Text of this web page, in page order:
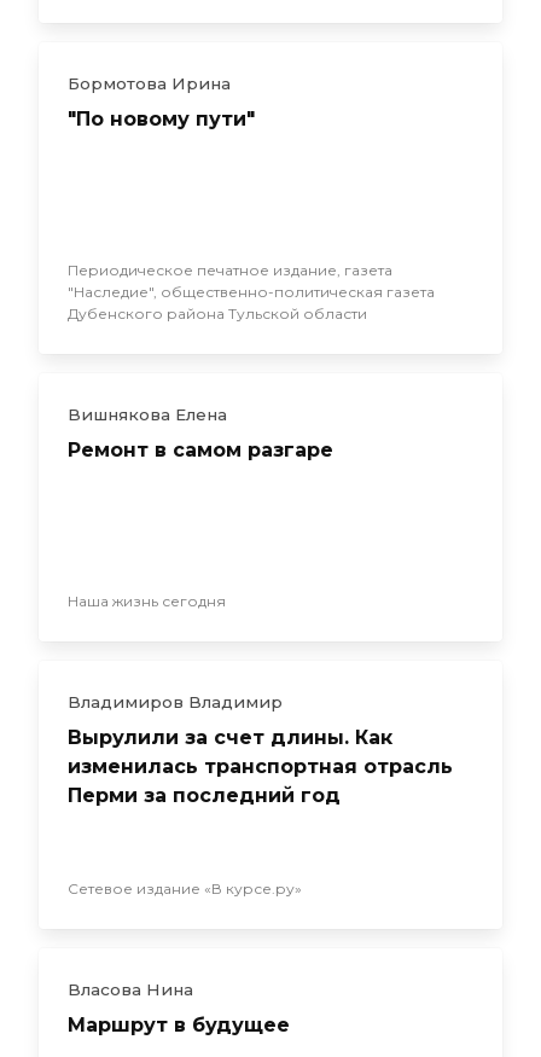
Бормотова Ирина
"По новому пути"
Периодическое печатное издание, газета
"Наследие", общественно-политическая газета
Дубенского района Тульской области
Вишнякова Елена
Ремонт в самом разгаре
Наша жизнь сегодня
Владимиров Владимир
Вырулили за счет длины. Как
изменилась транспортная отрасль
Перми за последний год
Сетевое издание «В курсе.ру»
Власова Нина
Маршрут в будущее